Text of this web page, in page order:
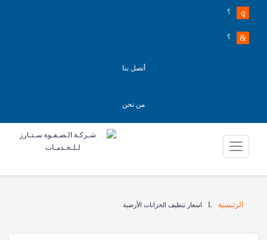
؟
أتصل بنا
من نحن
الرئيسية اسعار تنظيف الخزانات الأرضية